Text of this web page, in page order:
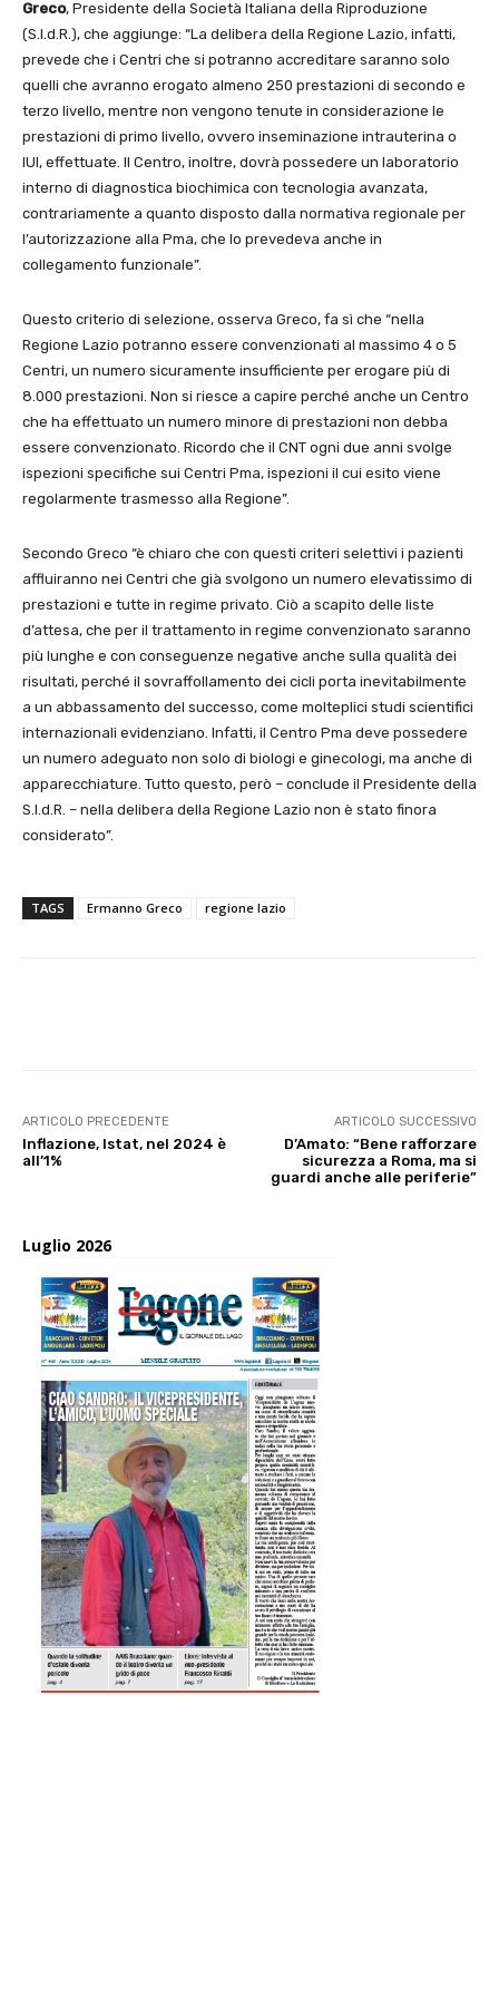
Greco, Presidente della Società Italiana della Riproduzione
(S.I.d.R.), che aggiunge: “La delibera della Regione Lazio, infatti,
prevede che i Centri che si potranno accreditare saranno solo
quelli che avranno erogato almeno 250 prestazioni di secondo e
terzo livello, mentre non vengono tenute in considerazione le
prestazioni di primo livello, ovvero inseminazione intrauterina o
IUI, effettuate. Il Centro, inoltre, dovrà possedere un laboratorio
interno di diagnostica biochimica con tecnologia avanzata,
contrariamente a quanto disposto dalla normativa regionale per
l’autorizzazione alla Pma, che lo prevedeva anche in
collegamento funzionale”.
Questo criterio di selezione, osserva Greco, fa sì che “nella
Regione Lazio potranno essere convenzionati al massimo 4 o 5
Centri, un numero sicuramente insufficiente per erogare più di
8.000 prestazioni. Non si riesce a capire perché anche un Centro
che ha effettuato un numero minore di prestazioni non debba
essere convenzionato. Ricordo che il CNT ogni due anni svolge
ispezioni specifiche sui Centri Pma, ispezioni il cui esito viene
regolarmente trasmesso alla Regione”.
Secondo Greco “è chiaro che con questi criteri selettivi i pazienti
affluiranno nei Centri che già svolgono un numero elevatissimo di
prestazioni e tutte in regime privato. Ciò a scapito delle liste
d’attesa, che per il trattamento in regime convenzionato saranno
più lunghe e con conseguenze negative anche sulla qualità dei
risultati, perché il sovraffollamento dei cicli porta inevitabilmente
a un abbassamento del successo, come molteplici studi scientifici
internazionali evidenziano. Infatti, il Centro Pma deve possedere
un numero adeguato non solo di biologi e ginecologi, ma anche di
apparecchiature. Tutto questo, però – conclude il Presidente della
S.I.d.R. – nella delibera della Regione Lazio non è stato finora
considerato”.
TAGS Ermanno Greco regione lazio
ARTICOLO PRECEDENTE
Inflazione, Istat, nel 2024 è
all’1%
ARTICOLO SUCCESSIVO
D’Amato: “Bene rafforzare
sicurezza a Roma, ma si
guardi anche alle periferie”
Luglio 2026